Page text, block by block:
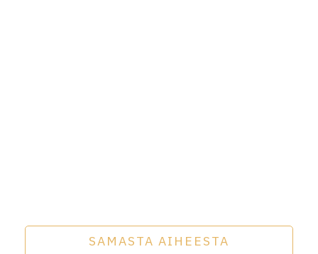
SAMASTA AIHEESTA